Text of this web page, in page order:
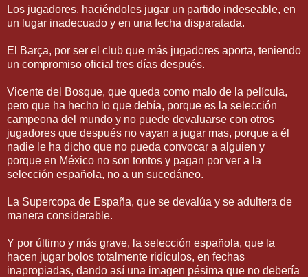
Los jugadores, haciéndoles jugar un partido indeseable, en
un lugar inadecuado y en una fecha disparatada.
El Barça, por ser el club que más jugadores aporta, teniendo
un compromiso oficial tres días después.
Vicente del Bosque, que queda como malo de la película,
pero que ha hecho lo que debía, porque es la selección
campeona del mundo y no puede devaluarse con otros
jugadores que después no vayan a jugar mas, porque a él
nadie le ha dicho que no pueda convocar a alguien y
porque en México no son tontos y pagan por ver a la
selección española, no a un sucedáneo.
La Supercopa de España, que se devalúa y se adultera de
manera considerable.
Y por último y más grave, la selección española, que la
hacen jugar bolos totalmente ridículos, en fechas
inapropiadas, dando así una imagen pésima que no debería